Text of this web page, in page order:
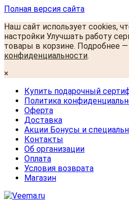
Полная версия сайта
Наш сайт использует cookies,
настройки Улучшать работу
товары в корзине. Подробнее
конфиденциальности.
×
Купить подарочный
Политика
Оферта
Доставка
Акции Бонусы и
Контакты
Об организации
Оплата
Условия возврата
Магазин